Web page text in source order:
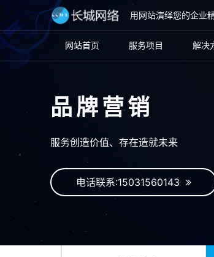
用网站演绎您的企业精
网站首页 服务项目 解决
品牌营销
服务创造价值、存在造就未来
电话联系:15031560143